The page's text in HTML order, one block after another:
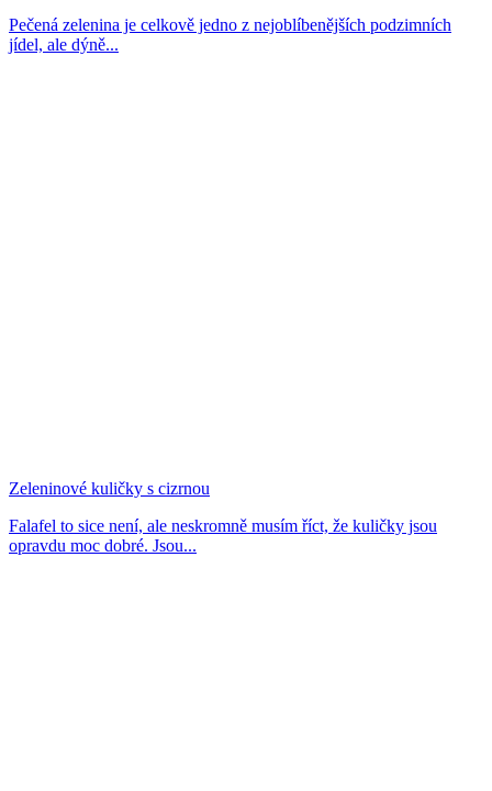
Pečená zelenina je celkově jedno z nejoblíbenějších podzimních
jídel, ale dýně...
Zeleninové kuličky s cizrnou
Falafel to sice není, ale neskromně musím říct, že kuličky jsou
opravdu moc dobré. Jsou...